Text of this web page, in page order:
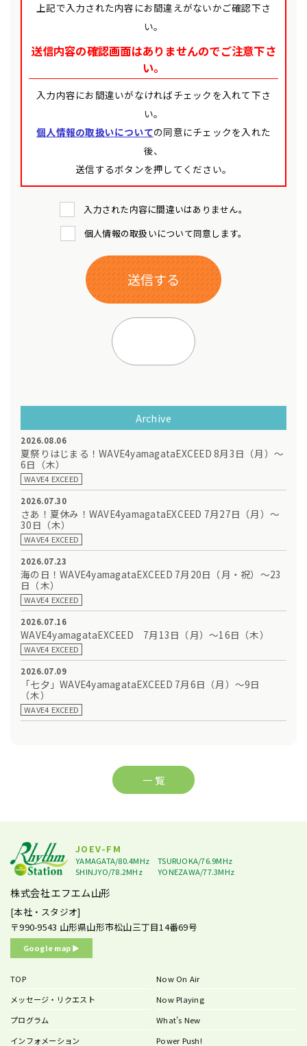
上記で入力された内容にお間違えがないかご確認下さ
い。
送信内容の確認画面はありませんのでご注意下さ
い。
入力内容にお間違いがなければチェックを入れて下さ
い。
個人情報の取扱いについての同意にチェックを入れた
後、
送信するボタンを押してください。
入力された内容に間違いはありません。
個人情報の取扱いについて同意します。
Archive
2026.08.06
夏祭りはじまる！WAVE4yamagataEXCEED 8月3日（月）～
6日（木）
WAVE4 EXCEED
2026.07.30
さあ！夏休み！WAVE4yamagataEXCEED 7月27日（月）～
30日（木）
WAVE4 EXCEED
2026.07.23
海の日！WAVE4yamagataEXCEED 7月20日（月・祝）～23
日（木）
WAVE4 EXCEED
2026.07.16
WAVE4yamagataEXCEED 7月13日（月）～16日（木）
WAVE4 EXCEED
2026.07.09
「七夕」WAVE4yamagataEXCEED 7月6日（月）～9日
（木）
WAVE4 EXCEED
一 覧
JOEV-FM
YAMAGATA/80.4MHz
TSURUOKA/76.9MHz
SHINJYO/78.2MHz
YONEZAWA/77.3MHz
株式会社エフエム山形
[本社・スタジオ]
〒990-9543 山形県山形市松山三丁目14番69号
Google map ▶︎
TOP
メッセージ・リクエスト
プログラム
インフォメーション
Now On Air
Now Playing
What’s New
Power Push!